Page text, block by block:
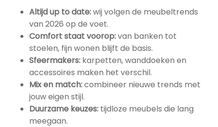
Altijd up to date:wij volgen de meubeltrends
van 2026 op de voet.
Comfort staat voorop:van banken tot
stoelen, fijn wonen blijft de basis.
Sfeermakers: karpetten, wanddoeken en
accessoires maken het verschil.
Mix en match:combineer nieuwe trends met
jouw eigen stijl.
Duurzame keuzes: tijdloze meubels die lang
meegaan.